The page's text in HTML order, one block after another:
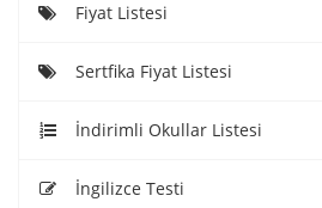
Fiyat Listesi
Sertfika Fiyat Listesi
İndirimli Okullar Listesi
İngilizce Testi